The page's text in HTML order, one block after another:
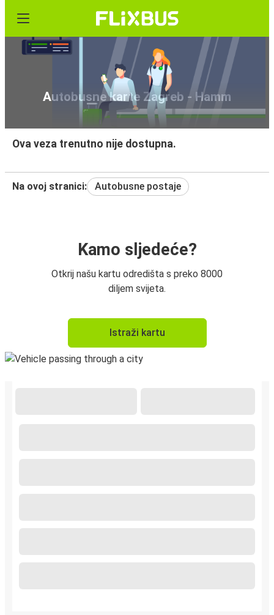
Autobusne karte Zagreb - Hamm
Ova veza trenutno nije dostupna.
Na ovoj stranici: Autobusne postaje
Kamo sljedeće?
Otkrij našu kartu odredišta s preko 8000
diljem svijeta.
Istraži kartu